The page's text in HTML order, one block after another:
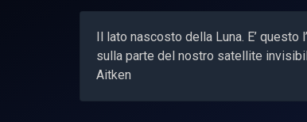
Il lato nascosto della Luna. E’
sulla parte del nostro satellite
Aitken